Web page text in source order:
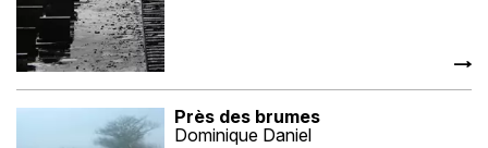
Près des brumes
Dominique Daniel